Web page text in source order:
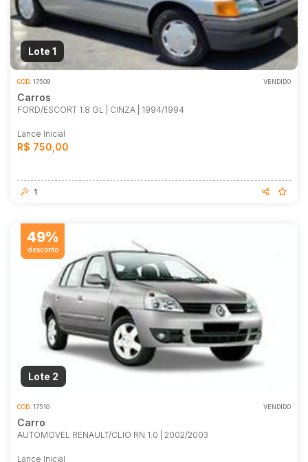
Habilite-se para efetuar lances ou
Lote 1
COD. 17509 VENDIDO
Carros
FORD/ESCORT 1.8 GL | CINZA | 1994/1994
Lance Inicial
R$ 750,00
1
49%
desconto
Lote 2
COD. 17510 VENDIDO
Carro
AUTOMOVEL RENAULT/CLIO RN 1.0 | 2002/2003
Lance Inicial